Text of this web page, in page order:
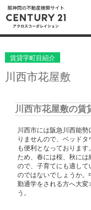
賃貸字町目紹介
川西市花屋敷
川西市花屋敷の賃
川西市には阪急川西能
りませんので、ベッド
も便利となっておりま
ため、春には桜、秋に
ので、子育てにも適し
のではないでしょうか
勤通学をされる方へ大
う。